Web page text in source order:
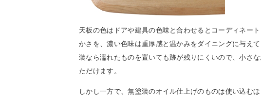
天板の色はドアや建具の色味と合わせるとコーディネー
かさを、濃い色味は重厚感と温かみをダイニングに与え
装なら濡れたものを置いても跡が残りにくいので、小さ
ただけます。
しかし一方で、無塗装のオイル仕上げのものは使い込む